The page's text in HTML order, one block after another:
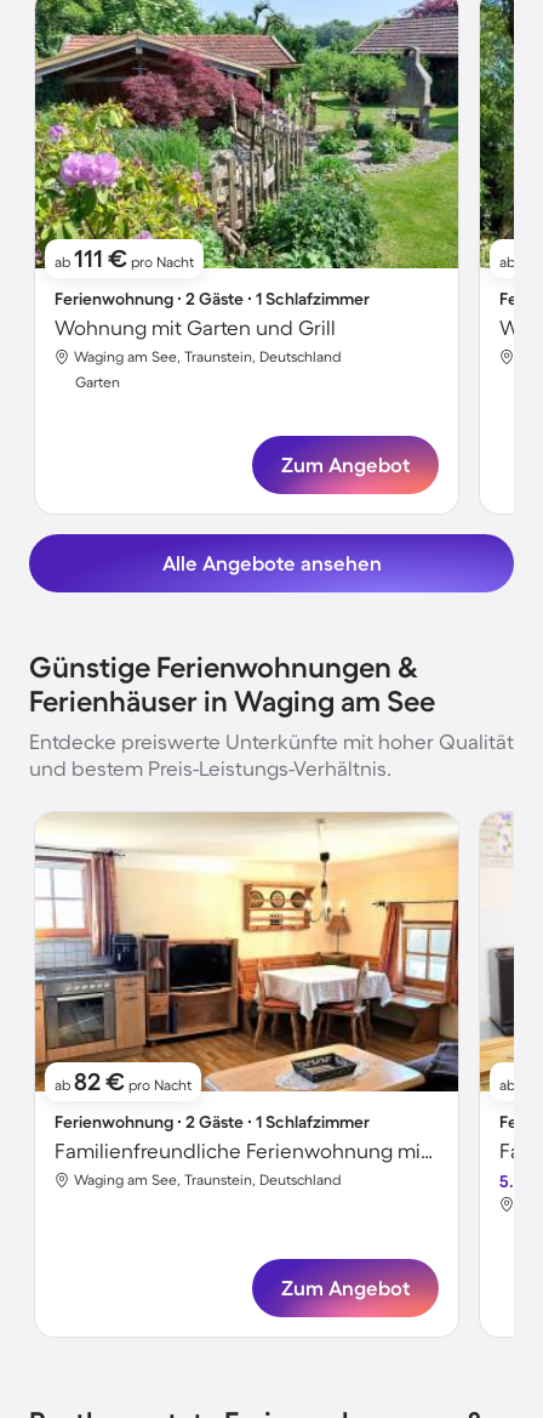
ab 111 € pro Nacht
Ferienwohnung ∙ 2 Gäste ∙ 1 Schlafzimmer
Wohnung mit Garten und Grill
Waging am See, Traunstein, Deutschland
Garten
Zum Angebot
ab
Alle Angebote ansehen
Günstige Ferienwohnungen &
Ferienhäuser in Waging am See
Entdecke preiswerte Unterkünfte mit hoher Qualität
und bestem Preis-Leistungs-Verhältnis.
ab 82 € pro Nacht
Ferienwohnung ∙ 2 Gäste ∙ 1 Schlafzimmer
Familienfreundliche Ferienwohnung mit Grill und Garten | Bergblick
Waging am See, Traunstein, Deutschland
Zum Angebot
ab
5.0